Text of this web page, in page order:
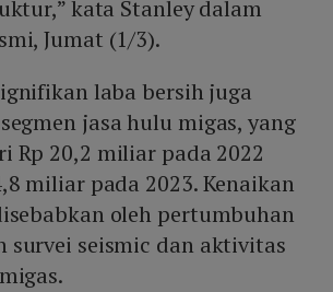
kata Stanley dalam
Jumat (1/3).
laba bersih juga
jasa hulu migas, yang
Rp 20,2 miliar pada 2022
miliar pada 2023. Kenaikan
oleh pertumbuhan
survei seismic dan aktivitas